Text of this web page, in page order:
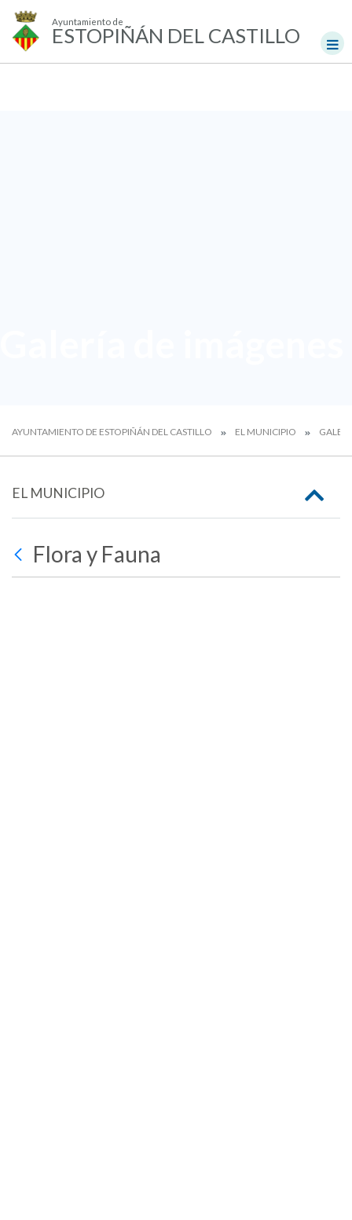
Ayuntamiento de
ESTOPIÑÁN DEL CASTILLO
AYUNTAMIENTO DE ESTOPIÑÁN DEL CASTILLO EL MUNICIPIO
EL MUNICIPIO
Flora y Fauna